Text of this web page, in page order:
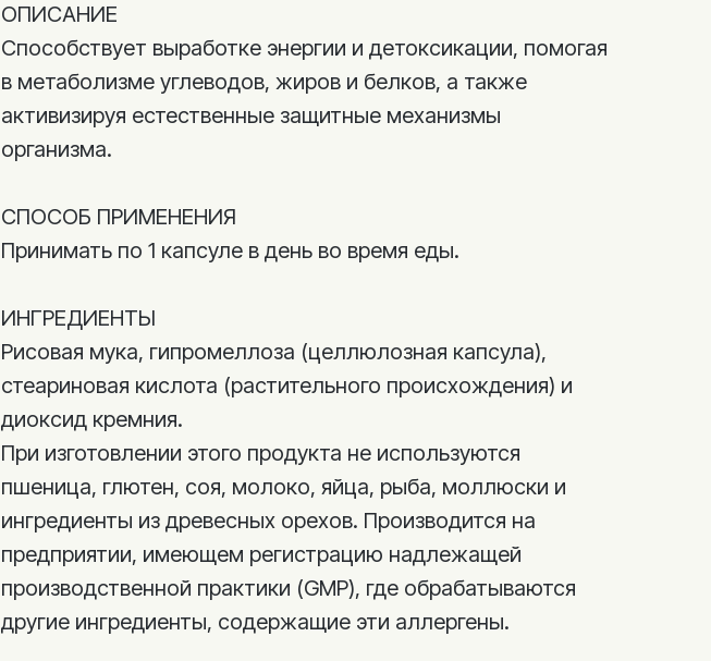
ОПИСАНИЕ
Способствует выработке энергии и детоксикации, помогая
в метаболизме углеводов, жиров и белков, а также
активизируя естественные защитные механизмы
организма.
СПОСОБ ПРИМЕНЕНИЯ
Принимать по 1 капсуле в день во время еды.
ИНГРЕДИЕНТЫ
Рисовая мука, гипромеллоза (целлюлозная капсула),
стеариновая кислота (растительного происхождения) и
диоксид кремния.
При изготовлении этого продукта не используются
пшеница, глютен, соя, молоко, яйца, рыба, моллюски и
ингредиенты из древесных орехов. Производится на
предприятии, имеющем регистрацию надлежащей
производственной практики (GMP), где обрабатываются
другие ингредиенты, содержащие эти аллергены.